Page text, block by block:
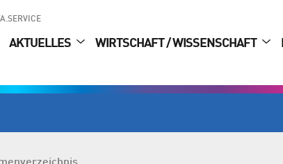
AKTUELLES WIRTSCHAFT / WISSENSCHAFT